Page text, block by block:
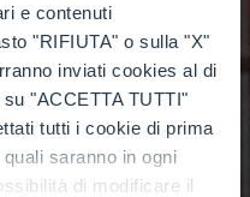
e contenuti
"RIFIUTA" o sulla "X"
inviati cookies al di
"ACCETTA TUTTI"
tutti i cookie di prima
saranno in ogni
di modificare il
VEHICLES